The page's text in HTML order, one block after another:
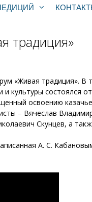
традиция»
«Живая традиция». В
культуры состоялся
освоению
– Вячеслав
Скунцев, а
А. С.